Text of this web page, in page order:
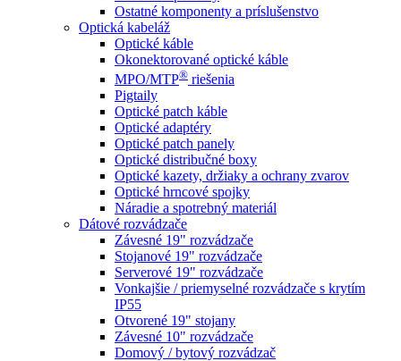
Ostatné komponenty a príslušenstvo
Optická kabeláž
Optické káble
Okonektorované optické káble
MPO/MTP® ​ riešenia
Pigtaily
Optické patch káble
Optické adaptéry
Optické patch panely
Optické distribučné boxy
Optické kazety, držiaky a ochrany zvarov
Optické hrncové spojky
Náradie a spotrebný materiál
Dátové rozvádzače
Závesné 19" rozvádzače
Stojanové 19" rozvádzače
Serverové 19" rozvádzače
Vonkajšie / priemyselné rozvádzače s krytím
IP55
Otvorené 19" stojany
Závesné 10" rozvádzače
Domový / bytový rozvádzač